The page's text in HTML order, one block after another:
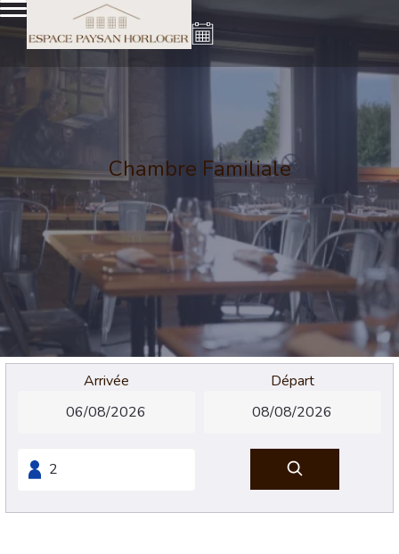
Chambre Familiale
Arrivée Départ